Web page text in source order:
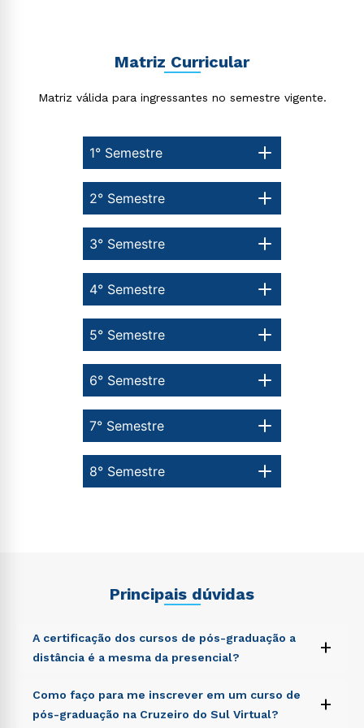
Matriz Curricular
Matriz válida para ingressantes no semestre vigente.
1° Semestre
8° Semestre
7° Semestre
6° Semestre
5° Semestre
4° Semestre
3° Semestre
2° Semestre
Principais dúvidas
A certificação dos cursos de pós-graduação a
distância é a mesma da presencial?
+
Sed ut perspiciatis unde omnis iste natus error sit
voluptatem accusantium doloremque laudantium,
totam rem aperiam, eaque ipsa quae ab illo inventore
Como faço para me inscrever em um curso de
pós-graduação na Cruzeiro do Sul Virtual?
+
WhatsApp
ou
Estou de acordo com aPolítica de Privacidade.
autorizo que meus dados sejam utilizados para o
envio de conteúdos da Cruzeiro do Sul.